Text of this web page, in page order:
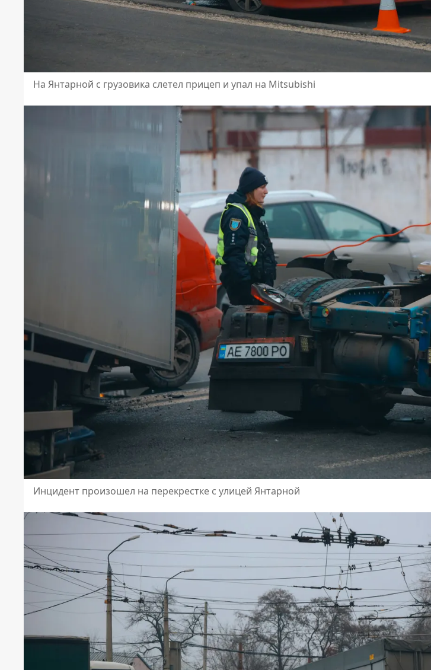
На Янтарной с грузовика слетел прицеп и упал на Mitsubishi
Инцидент произошел на перекрестке с улицей Янтарной